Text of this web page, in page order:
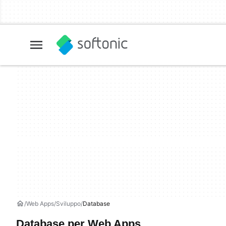
Web Apps Sviluppo Database